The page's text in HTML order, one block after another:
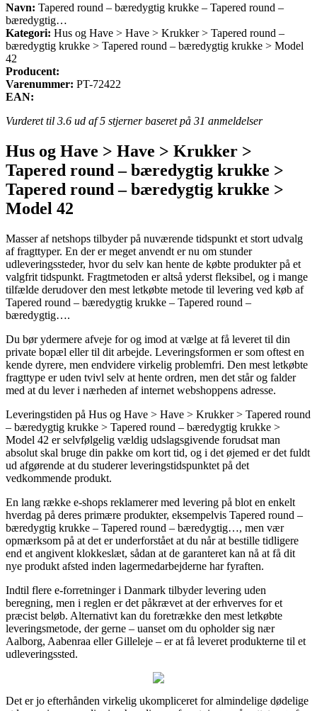
Navn: Tapered round – bæredygtig krukke – Tapered round –
bæredygtig…
Kategori: Hus og Have > Have > Krukker > Tapered round –
bæredygtig krukke > Tapered round – bæredygtig krukke > Model
42
Producent:
Varenummer: PT-72422
EAN:
Vurderet til 3.6 ud af 5 stjerner baseret på 31 anmeldelser
Hus og Have > Have > Krukker >
Tapered round – bæredygtig krukke >
Tapered round – bæredygtig krukke >
Model 42
Masser af netshops tilbyder på nuværende tidspunkt et stort udvalg
af fragttyper. En der er meget anvendt er nu om stunder
udleveringssteder, hvor du selv kan hente de købte produkter på et
valgfrit tidspunkt. Fragtmetoden er altså yderst fleksibel, og i mange
tilfælde derudover den mest letkøbte metode til levering ved køb af
Tapered round – bæredygtig krukke – Tapered round –
bæredygtig….
Du bør ydermere afveje for og imod at vælge at få leveret til din
private bopæl eller til dit arbejde. Leveringsformen er som oftest en
kende dyrere, men endvidere virkelig problemfri. Den mest letkøbte
fragttype er uden tvivl selv at hente ordren, men det står og falder
med at du lever i nærheden af internet webshoppens adresse.
Leveringstiden på Hus og Have > Have > Krukker > Tapered round
– bæredygtig krukke > Tapered round – bæredygtig krukke >
Model 42 er selvfølgelig vældig udslagsgivende forudsat man
absolut skal bruge din pakke om kort tid, og i det øjemed er det fuldt
ud afgørende at du studerer leveringstidspunktet på det
vedkommende produkt.
En lang række e-shops reklamerer med levering på blot en enkelt
hverdag på deres primære produkter, eksempelvis Tapered round –
bæredygtig krukke – Tapered round – bæredygtig…, men vær
opmærksom på at det er underforstået at du når at bestille tidligere
end et angivent klokkeslæt, sådan at de garanteret kan nå at få dit
nye produkt afsted inden lagermedarbejderne har fyraften.
Indtil flere e-forretninger i Danmark tilbyder levering uden
beregning, men i reglen er det påkrævet at der erhverves for et
præcist beløb. Alternativt kan du foretrække den mest letkøbte
leveringsmetode, der gerne – uanset om du opholder sig nær
Aalborg, Aabenraa eller Gilleleje – er at få leveret produkterne til et
udleveringssted.
Det er jo efterhånden virkelig ukompliceret for almindelige dødelige